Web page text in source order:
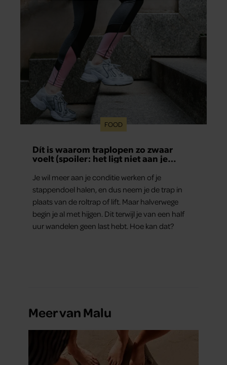
FOOD
Dít is waarom traplopen zo zwaar
voelt (spoiler: het ligt niet aan je
Je wil meer aan je conditie werken of je
stappendoel halen, en dus neem je de trap in
plaats van de roltrap of lift. Maar halverwege
begin je al met hijgen. Dit terwijl je van een half
uur wandelen geen last hebt. Hoe kan dat?
Meer van Malu